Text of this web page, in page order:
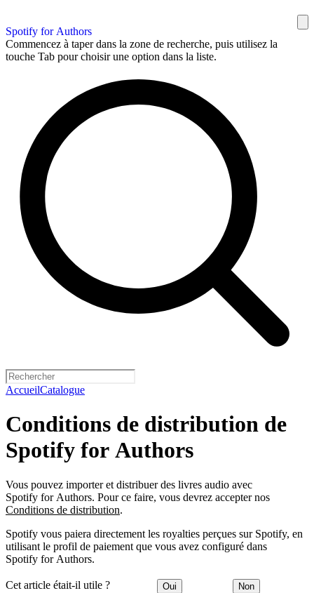
Spotify for Authors
Commencez à taper dans la zone de recherche, puis utilisez la
touche Tab pour choisir une option dans la liste.
AccueilCatalogue
Conditions de distribution de
Spotify for Authors
Vous pouvez importer et distribuer des livres audio avec
Spotify for Authors. Pour ce faire, vous devrez accepter nos
Conditions de distribution.
Spotify vous paiera directement les royalties perçues sur Spotify, en
utilisant le profil de paiement que vous avez configuré dans
Spotify for Authors.
Cet article était-il utile ? Oui Non